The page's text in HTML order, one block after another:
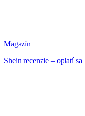
Magazín
Shein recenzie – oplatí